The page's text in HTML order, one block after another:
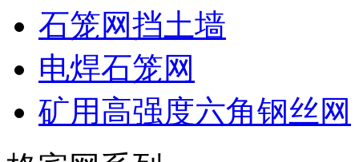
石笼网挡土墙
电焊石笼网
矿用高强度六角钢丝网